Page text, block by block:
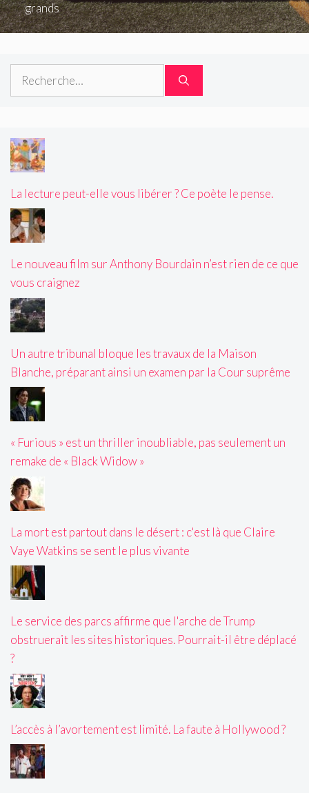
grands
Rechercher :
La lecture peut-elle vous libérer ? Ce poète le pense.
Le nouveau film sur Anthony Bourdain n’est rien de ce que
vous craignez
Un autre tribunal bloque les travaux de la Maison
Blanche, préparant ainsi un examen par la Cour suprême
« Furious » est un thriller inoubliable, pas seulement un
remake de « Black Widow »
La mort est partout dans le désert : c'est là que Claire
Vaye Watkins se sent le plus vivante
Le service des parcs affirme que l'arche de Trump
obstruerait les sites historiques. Pourrait-il être déplacé
?
L’accès à l’avortement est limité. La faute à Hollywood ?